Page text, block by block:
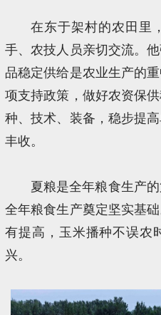
在东于架村的农田里
手、农技人员亲切交流。
品稳定供给是农业生产的
项支持政策，做好农资保
种、技术、装备，稳步提
丰收。
夏粮是全年粮食生产
全年粮食生产奠定坚实基
有提高，玉米播种不误农
兴。